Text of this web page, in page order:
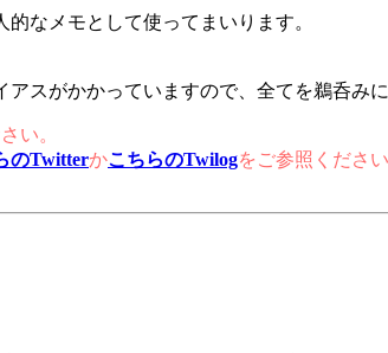
なメモとして使ってまいります。
スがかかっていますので、全てを鵜呑みに
い。
のTwitterかこちらのTwilogをご参照ください